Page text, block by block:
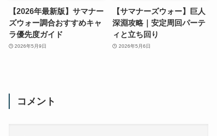
【2026年最新版】サマナー
ズウォー調合おすすめキャ
ラ優先度ガイド
2026年5月9日
【サマナーズウォー】巨人
深淵攻略｜安定周回パーテ
ィと立ち回り
2026年5月6日
コメント